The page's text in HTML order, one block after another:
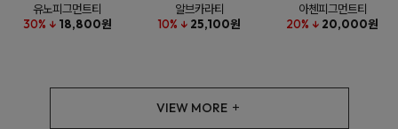
유노피그먼트티
30% ↓ 18,800원
알브카라티
10% ↓ 25,100원
아첸피그먼트티
20% ↓ 20,000원
VIEW MORE